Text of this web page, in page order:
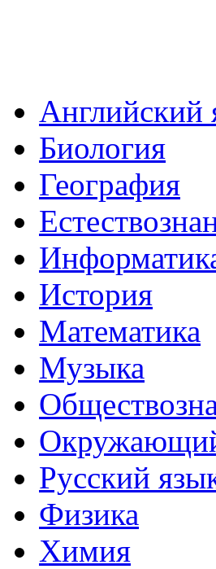
Английский
Биология
География
История
Математика
Музыка
Русский
Физика
Химия